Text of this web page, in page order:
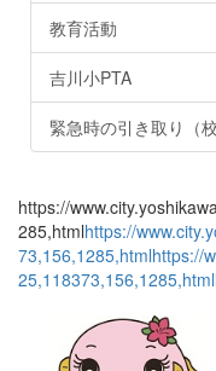
教育活動
吉川小PTA
緊急時の引き取り（
https://
285,htmlhttps://
73,156,1285,htmlhttps://
25,118373,156,1285,html